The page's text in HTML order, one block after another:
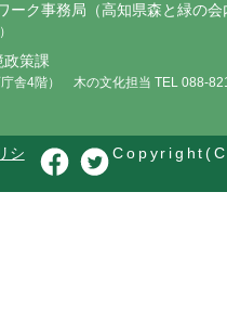
ーク事務局（高知県森と緑の会
策課
舎4階） 木の文化担当 TEL 088-
シ